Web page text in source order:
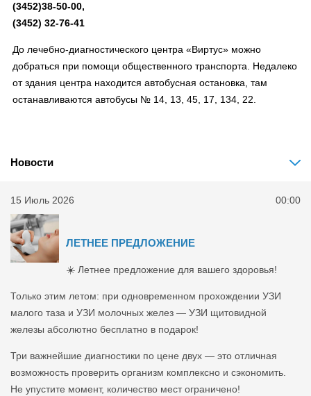
(3452)38-50-00,
(3452) 32-76-41
До лечебно-диагностического центра «Виртус» можно
добраться при помощи общественного транспорта. Недалеко
от здания центра находится автобусная остановка, там
останавливаются автобусы № 14, 13, 45, 17, 134, 22.
Новости
15 Июль 2026 00:00
ЛЕТНЕЕ ПРЕДЛОЖЕНИЕ
☀️ Летнее предложение для вашего здоровья!
Только этим летом: при одновременном прохождении УЗИ
малого таза и УЗИ молочных желез — УЗИ щитовидной
железы абсолютно бесплатно в подарок!
Три важнейшие диагностики по цене двух — это отличная
возможность проверить организм комплексно и сэкономить.
Не упустите момент, количество мест ограничено!